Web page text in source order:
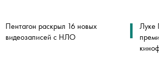
Пентагон раскрыл 16 новых
видеозаписей с НЛО
Луке